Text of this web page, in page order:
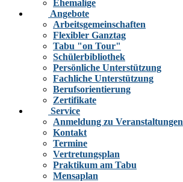
Ehemalige
Angebote
Arbeitsgemeinschaften
Flexibler Ganztag
Tabu "on Tour"
Schülerbibliothek
Persönliche Unterstützung
Fachliche Unterstützung
Berufsorientierung
Zertifikate
Service
Anmeldung zu Veranstaltungen
Kontakt
Termine
Vertretungsplan
Praktikum am Tabu
Mensaplan